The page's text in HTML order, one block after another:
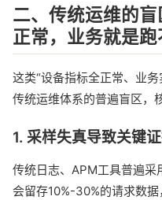
二、传统运维的
正常，业务就是跑
这类“设备指标全正常、业
传统运维体系的普遍盲区，
1. 采样失真导致关键
传统日志、APM工具普遍采
会留存10%-30%的请求数